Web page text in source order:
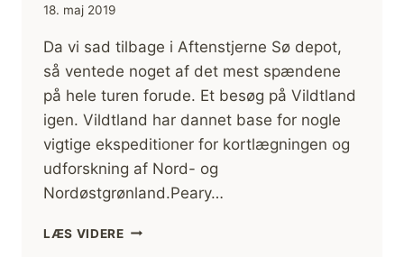
18. maj 2019
Da vi sad tilbage i Aftenstjerne Sø depot,
så ventede noget af det mest spændene
på hele turen forude. Et besøg på Vildtland
igen. Vildtland har dannet base for nogle
vigtige ekspeditioner for kortlægningen og
udforskning af Nord- og
Nordøstgrønland.Peary…
LÆS VIDERETIL